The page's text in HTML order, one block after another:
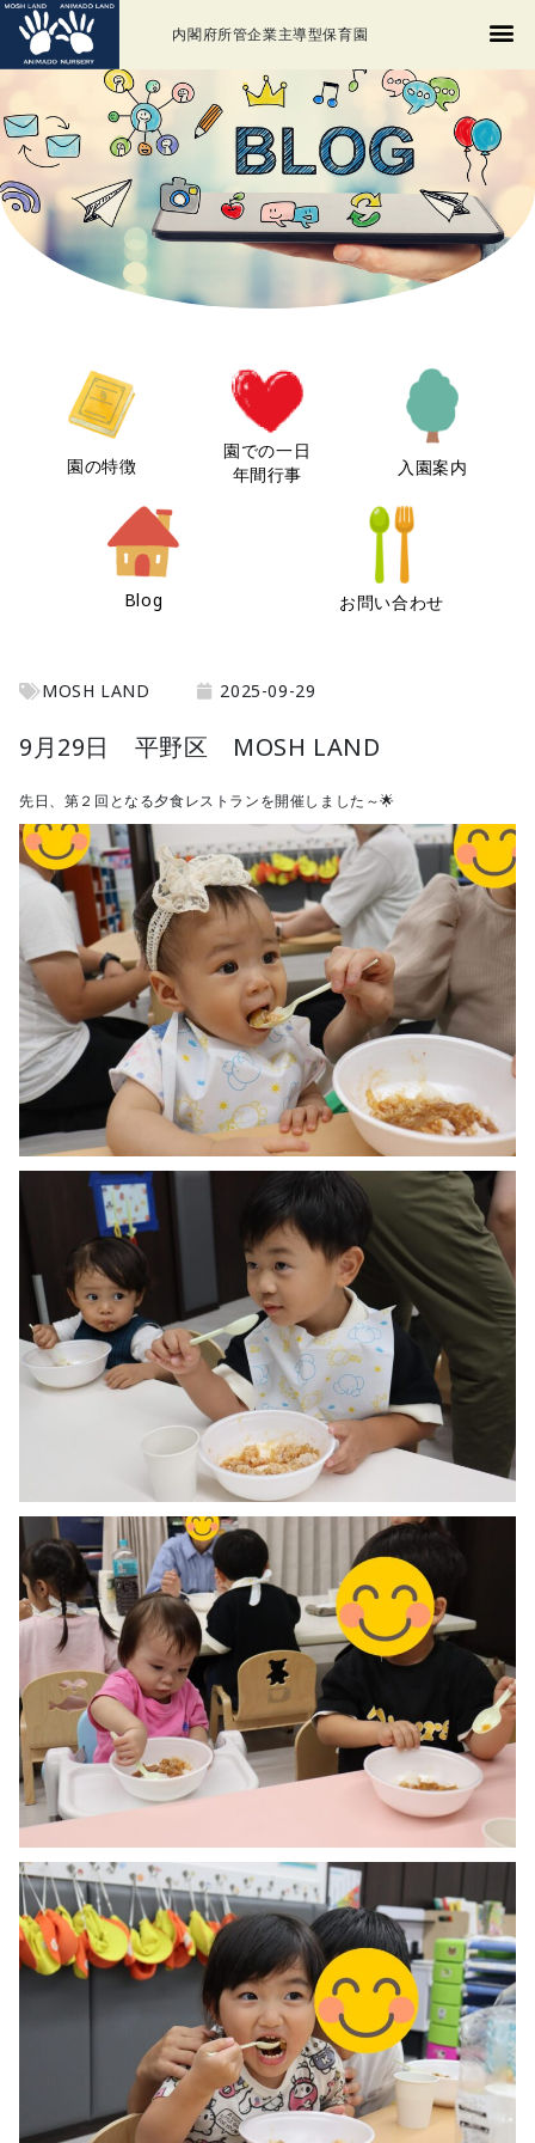
内閣府所管企業主導型保育園
園の特徴
園での一日
年間行事
入園案内
Blog お問い合わせ
MOSH LAND 2025-09-29
9月29日 平野区 MOSH LAND
先日、第２回となる夕食レストランを開催しました～🌟